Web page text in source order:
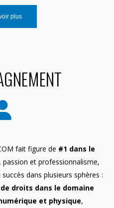
plus
fait figure de #1 dans le
passion et professionnalisme,
dans plusieurs sphères :
droits dans le domaine
et physique,